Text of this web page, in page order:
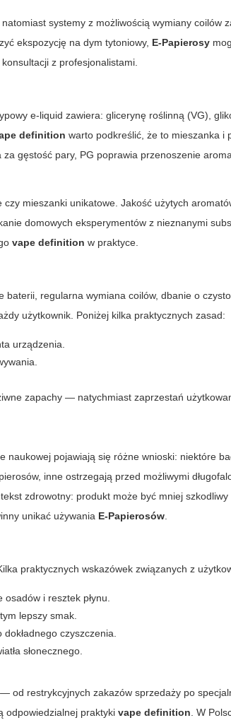
systemy z możliwością wymiany coilów
ekspozycję na dym tytoniowy, E-Papierosy
z profesjonalistami.
e-liquid zawiera: glicerynę roślinną (VG),
definition warto podkreślić, że to mieszanka i
gęstość pary, PG poprawia przenoszenie
mieszanki unikatowe. Jakość użytych
domowych eksperymentów z nieznanymi
vape definition w praktyce.
baterii, regularna wymiana coilów, dbanie o
użytkownik. Poniżej kilka praktycznych zasad:
urządzenia.
zapachy — natychmiast zaprzestań
naukowej pojawiają się różne wnioski: niektóre
inne ostrzegają przed możliwymi
zdrowotny: produkt może być mniej
unikać używania E-Papierosów
praktycznych wskazówek związanych z
i resztek płynu.
lepszy smak.
czyszczenia.
słonecznego.
od restrykcyjnych zakazów sprzedaży po
odpowiedzialnej praktykivape definition . W